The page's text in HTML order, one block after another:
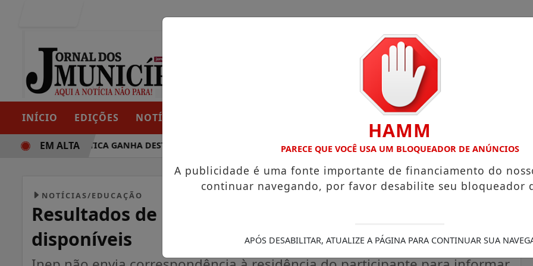
INÍCIO EDIÇÕES NOTÍCIAS
POLÍTICA GANHA DESTAQUE EM PORTO GRANDE COM ATUAÇÃO VOLTADA AO MUNICÍPIO RECEITA FEDERAL
EM ALTA
NOTÍCIAS/EDUCAÇÃO
Resultados de recursos do Enem 2026 já estão
disponíveis
HAMM
PARECE QUE VOCÊ USA UM BLOQUEADOR DE ANÚNCIOS
A publicidade é uma fonte importante de financiamento do
continuar navegando, por favor desabilite seu bloqueador
APÓS DESABILITAR, ATUALIZE A PÁGINA PARA CONTINUAR SUA